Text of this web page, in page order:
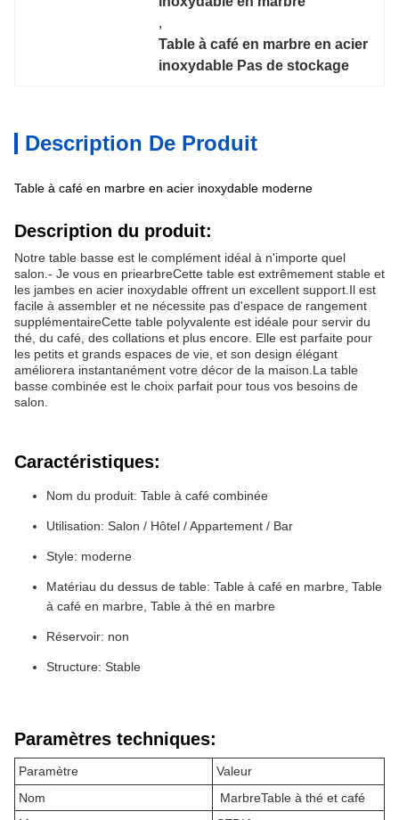
,
Table à café en marbre en acier
inoxydable Pas de stockage
Description De Produit
Table à café en marbre en acier inoxydable moderne
Description du produit:
Notre table basse est le complément idéal à n'importe quel
salon. - Je vous en priearbreCette table est extrêmement stable et
les jambes en acier inoxydable offrent un excellent support.Il est
facile à assembler et ne nécessite pas d'espace de rangement
supplémentaireCette table polyvalente est idéale pour servir du
thé, du café, des collations et plus encore. Elle est parfaite pour
les petits et grands espaces de vie, et son design élégant
améliorera instantanément votre décor de la maison.La table
basse combinée est le choix parfait pour tous vos besoins de
salon.
Caractéristiques:
Nom du produit: Table à café combinée
Utilisation: Salon / Hôtel / Appartement / Bar
Style: moderne
Matériau du dessus de table: Table à café en marbre, Table
à café en marbre, Table à thé en marbre
Réservoir: non
Structure: Stable
Paramètres techniques:
Paramètre
Valeur
Nom
MarbreTable à thé et café